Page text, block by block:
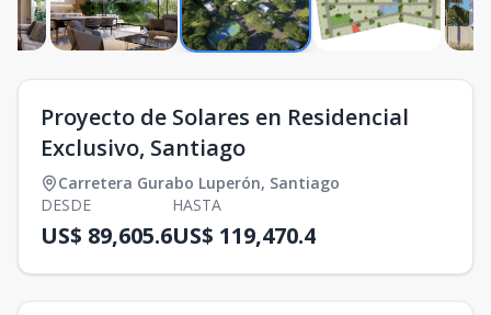
Proyecto de Solares en Residencial
Exclusivo, Santiago
Carretera Gurabo Luperón, Santiago
DESDE
US$ 89,605.6
HASTA
US$ 119,470.4